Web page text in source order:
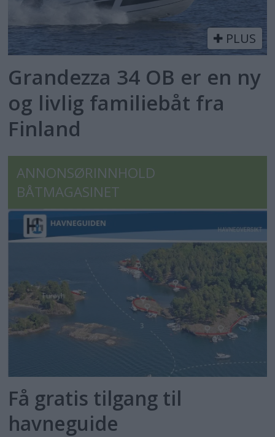
PLUS
Grandezza 34 OB er en ny
og livlig familiebåt fra
Finland
ANNONSØRINNHOLD
BÅTMAGASINET
Få gratis tilgang til
havneguide